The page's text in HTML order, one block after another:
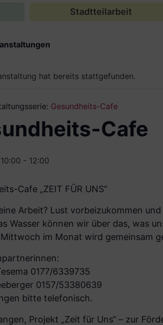
Stadtteilarbeit
hat bereits stattgefunden.
Gesundheits-Cafe
Cafe
- 12:00
Cafe „ZEIT FÜR UNS“
Arbeit? Lust vorbeizukommen
Wasser können wir über das, was
im Monat wird gemeinsam
0177/6339735
0157/53380639
bitte telefonisch.
Projekt „Zeit für Uns“ – zur